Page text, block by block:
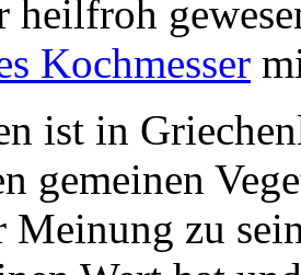
heilfroh
Kochmesser
ist in
gemeinen
Meinung zu